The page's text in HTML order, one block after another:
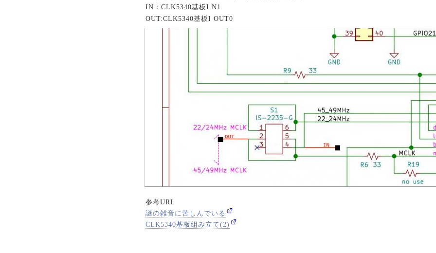
IN：CLK5340基板I N1
OUT:CLK5340基板I OUT0
参考URL
謎の雑音に苦しんでいる
CLK5340基板組み立て(2)